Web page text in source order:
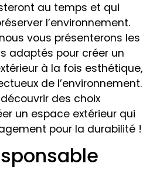
au temps et qui
l’environnement.
vous présenterons les
adaptés pour créer un
à la fois esthétique,
de l’environnement.
des choix
un espace extérieur qui
pour la durabilité !